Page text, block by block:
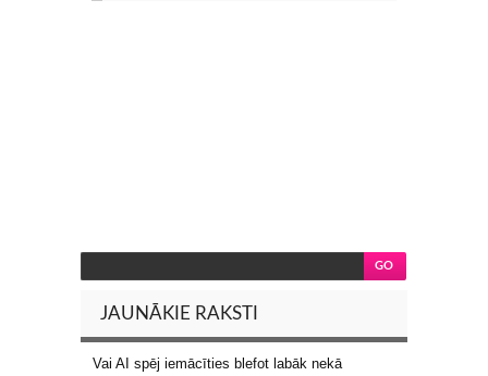
JAUNĀKIE RAKSTI
Vai AI spēj iemācīties blefot labāk nekā